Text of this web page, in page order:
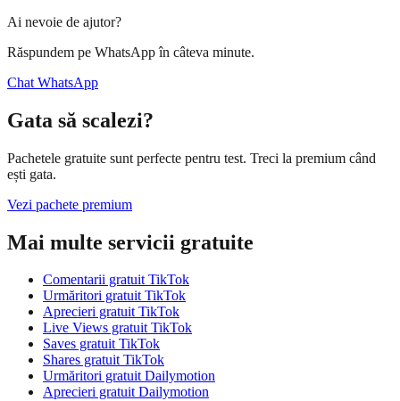
Ai nevoie de ajutor?
Răspundem pe WhatsApp în câteva minute.
Chat WhatsApp
Gata să scalezi?
Pachetele gratuite sunt perfecte pentru test. Treci la premium când
ești gata.
Vezi pachete premium
Mai multe servicii gratuite
Comentarii gratuit TikTok
Urmăritori gratuit TikTok
Aprecieri gratuit TikTok
Live Views gratuit TikTok
Saves gratuit TikTok
Shares gratuit TikTok
Urmăritori gratuit Dailymotion
Aprecieri gratuit Dailymotion